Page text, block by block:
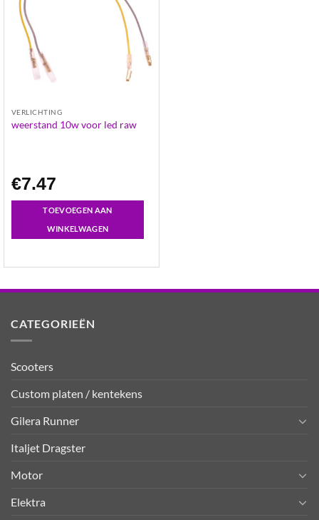
VERLICHTING
weerstand 10w voor led raw
€7.47
TOEVOEGEN AAN
WINKELWAGEN
CATEGORIEËN
Scooters
Custom platen / kentekens
Gilera Runner
Italjet Dragster
Motor
Elektra